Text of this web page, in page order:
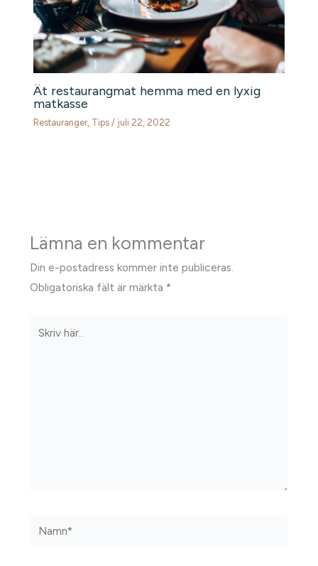
Ät restaurangmat hemma med en lyxig
matkasse
Restauranger, Tips / juli 22, 2022
Lämna en kommentar
Din e-postadress kommer inte publiceras.
Obligatoriska fält är märkta *
Namn*